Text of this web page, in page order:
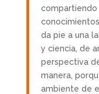
compartiendo
da pie a una
y ciencia, de
perspectiva
manera,
ambiente de